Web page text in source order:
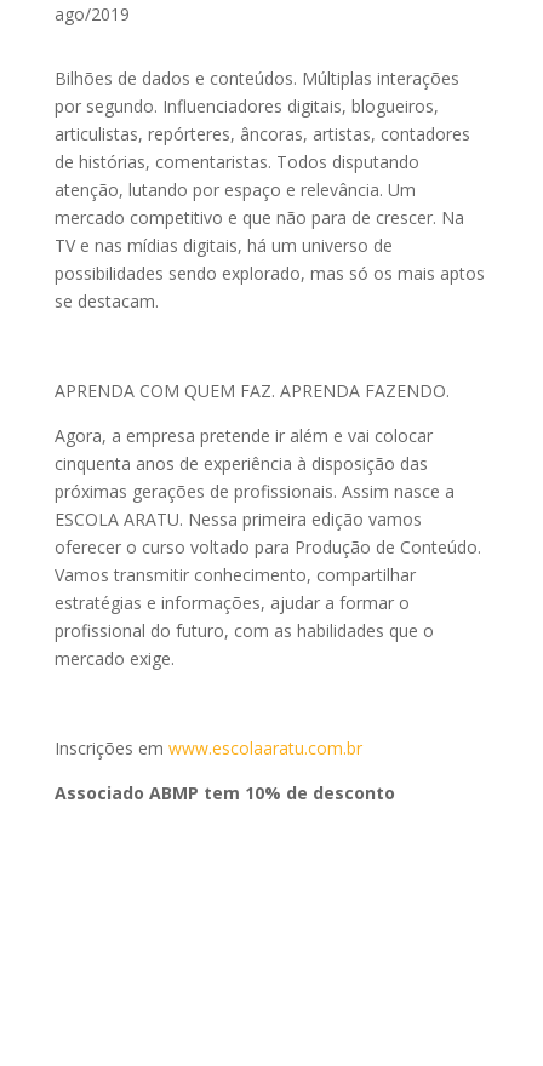
ago/2019
Bilhões de dados e conteúdos. Múltiplas interações
por segundo. Influenciadores digitais, blogueiros,
articulistas, repórteres, âncoras, artistas, contadores
de histórias, comentaristas. Todos disputando
atenção, lutando por espaço e relevância. Um
mercado competitivo e que não para de crescer. Na
TV e nas mídias digitais, há um universo de
possibilidades sendo explorado, mas só os mais aptos
se destacam.
APRENDA COM QUEM FAZ. APRENDA FAZENDO.
Agora, a empresa pretende ir além e vai colocar
cinquenta anos de experiência à disposição das
próximas gerações de profissionais. Assim nasce a
ESCOLA ARATU. Nessa primeira edição vamos
oferecer o curso voltado para Produção de Conteúdo.
Vamos transmitir conhecimento, compartilhar
estratégias e informações, ajudar a formar o
profissional do futuro, com as habilidades que o
mercado exige.
Inscrições em www.escolaaratu.com.br
Associado ABMP tem 10% de desconto